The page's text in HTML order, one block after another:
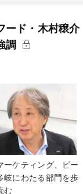
ード・木村穣介
調
ーケティング、ビー
岐にわたる部門を歩
む